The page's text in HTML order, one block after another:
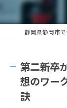
静岡
第二新卒
想のワー
訣